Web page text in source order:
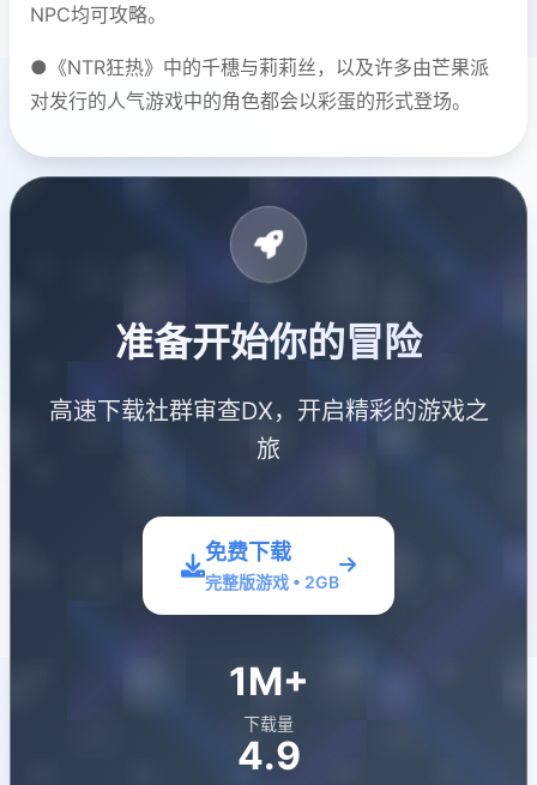
NPC均可攻略。
●《NTR狂热》中的千穗与莉莉丝，以及许多由芒果派
对发行的人气游戏中的角色都会以彩蛋的形式登场。
准备开始你的冒险
高速下载社群审查DX，开启精彩的游戏之
旅
免费下载
完整版游戏 • 2GB
1M+
下载量
4.9